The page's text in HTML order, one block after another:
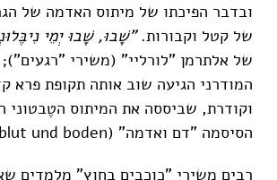
ובדבר הפיכתו של מיתוס האדמה של
של קטל וקבורות."שָׁבוּ, שָׁבוּ יְמֵי
של אלתרמן "לורליי" (משירי "רגעים");
המודרני הגיעה שוב אותה תקופת פרא
וקודרת, שביססה את המיתוס
הסיסמה "דם ואדמה" (blut und boden).
רבים משירי "כוכבים בחוץ" מלמדים